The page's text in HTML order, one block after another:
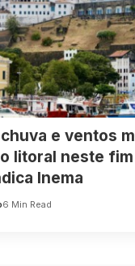
e ventos
litoral neste
Inema
6 Min Read